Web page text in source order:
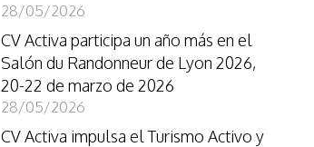
28/05/2026
CV Activa participa un año más en el
Salón du Randonneur de Lyon 2026,
20-22 de marzo de 2026
28/05/2026
CV Activa impulsa el Turismo Activo y